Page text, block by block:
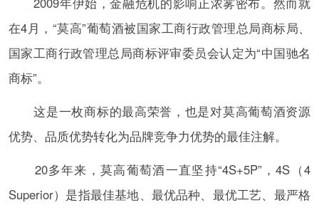
在4月，“莫高”葡萄酒被国家工商行政管理总局商标局、
国家工商行政管理总局商标评审委员会认定为“中国驰名
商标”。
这是一枚商标的最高荣誉，也是对莫高葡萄酒资源
优势、品质优势转化为品牌竞争力优势的最佳注解。
20多年来，莫高葡萄酒一直坚持“4S+5P”，4S（4
Superior）是指最佳基地、最优品种、最优工艺、最严格